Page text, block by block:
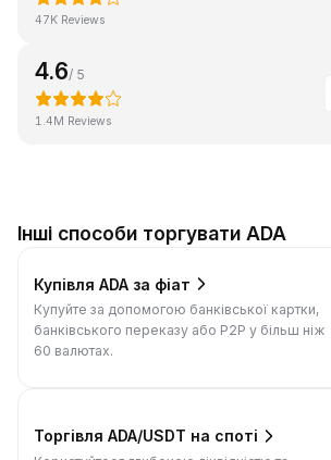
47K Reviews
4.6/ 5
1.4M Reviews
Інші способи торгувати ADA
Купівля ADA за фіат
Купуйте за допомогою банківської картки,
банківського переказу або P2P у більш ніж
60 валютах.
Торгівля ADA/USDT на споті